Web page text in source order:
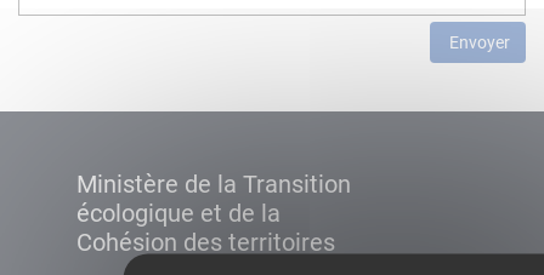
Envoyer
Ministère de la Transition
écologique et de la
Cohésion des territoires